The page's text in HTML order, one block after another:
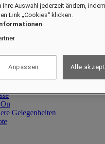
Gelegenheiten
Ihre Auswahl jederzeit ändern,
Link „Cookies“ klicken.
Anpassen Alle